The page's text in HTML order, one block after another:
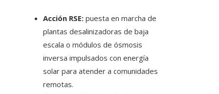
Acción RSE: puesta en marcha de
plantas desalinizadoras de baja
escala o módulos de ósmosis
inversa impulsados con energía
solar para atender a comunidades
remotas.